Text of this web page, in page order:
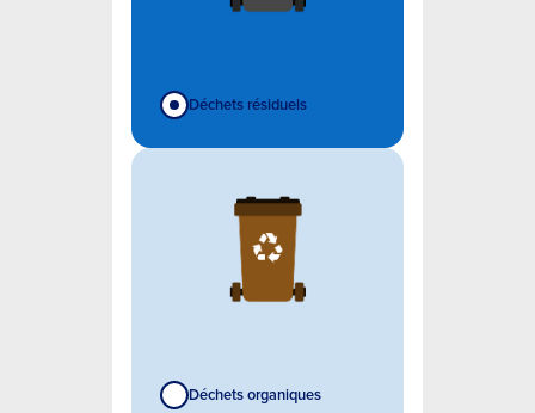
Déchets résiduels
Déchets organiques